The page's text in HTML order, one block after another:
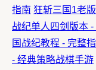
指南 狂斩三国1老
战纪单人四剑版本
国战纪教程 - 完整
- 经典策略战棋手游